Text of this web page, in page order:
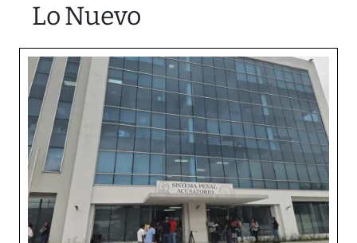
Lo Nuevo